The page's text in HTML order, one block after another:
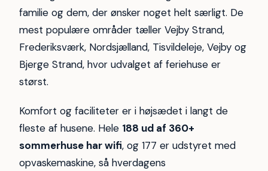
familie og dem, der ønsker noget helt særligt. De
mest populære områder tæller Vejby Strand,
Frederiksværk, Nordsjælland, Tisvildeleje, Vejby og
Bjerge Strand, hvor udvalget af feriehuse er
størst.
Komfort og faciliteter er i højsædet i langt de
fleste af husene. Hele 188 ud af 360+
sommerhuse har wifi, og 177 er udstyret med
opvaskemaskine, så hverdagens